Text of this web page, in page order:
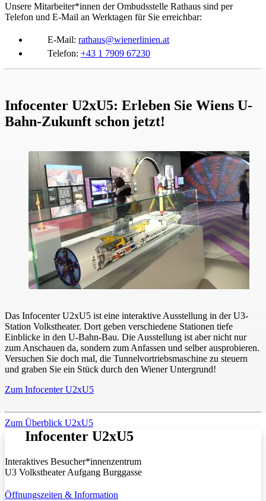
Unsere Mitarbeiter*innen der Ombudsstelle Rathaus sind per
Telefon und E-Mail an Werktagen für Sie erreichbar:
E-Mail: rathaus@wienerlinien.at
Telefon: +43 1 7909 67230
Infocenter U2xU5: Erleben Sie Wiens U-
Bahn-Zukunft schon jetzt!
Das Infocenter U2xU5 ist eine interaktive Ausstellung in der U3-
Station Volkstheater. Dort geben verschiedene Stationen tiefe
Einblicke in den U-Bahn-Bau. Die Ausstellung ist aber nicht nur
zum Anschauen da, sondern zum Anfassen und selber ausprobieren.
Versuchen Sie doch mal, die Tunnelvortriebsmaschine zu steuern
und graben Sie ein Stück durch den Wiener Untergrund!
Zum Infocenter U2xU5
Zum Überblick U2xU5
Infocenter U2xU5
Interaktives Besucher*innenzentrum
U3 Volkstheater Aufgang Burggasse
Öffnungszeiten & Information